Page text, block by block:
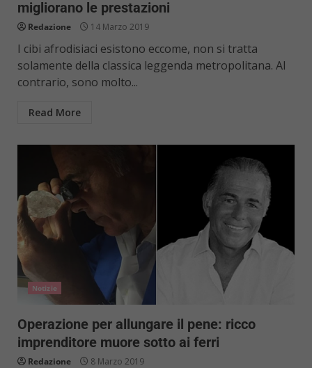
migliorano le prestazioni
Redazione 14 Marzo 2019
I cibi afrodisiaci esistono eccome, non si tratta
solamente della classica leggenda metropolitana. Al
contrario, sono molto...
Read More
Notizie
Operazione per allungare il pene: ricco
imprenditore muore sotto ai ferri
Redazione 8 Marzo 2019